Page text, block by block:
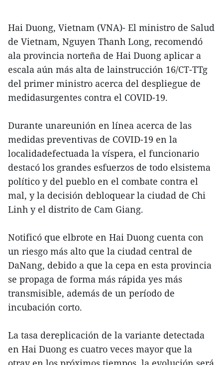
Hai Duong, Vietnam (VNA)- El ministro de Salud
de Vietnam, Nguyen Thanh Long, recomendó
ala provincia norteña de Hai Duong aplicar a
escala aún más alta de lainstrucción 16/CT-TTg
del primer ministro acerca del despliegue de
medidasurgentes contra el COVID-19.
Durante unareunión en línea acerca de las
medidas preventivas de COVID-19 en la
localidadefectuada la víspera, el funcionario
destacó los grandes esfuerzos de todo elsistema
político y del pueblo en el combate contra el
mal, y la decisión debloquear la ciudad de Chi
Linh y el distrito de Cam Giang.
Notificó que elbrote en Hai Duong cuenta con
un riesgo más alto que la ciudad central de
DaNang, debido a que la cepa en esta provincia
se propaga de forma más rápida yes más
transmisible, además de un período de
incubación corto.
La tasa dereplicación de la variante detectada
en Hai Duong es cuatro veces mayor que la